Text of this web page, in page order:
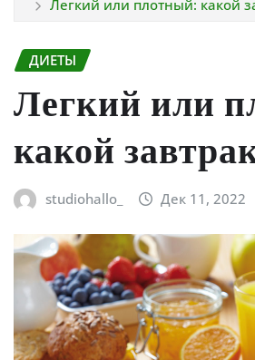
Легкий или плотный: какой
ДИЕТЫ
Легкий или
какой
studiohallo_ Дек 11, 2022